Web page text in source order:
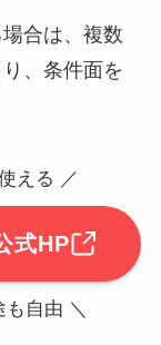
合は、複数
、条件面を
える ／
式HP
自由 ＼